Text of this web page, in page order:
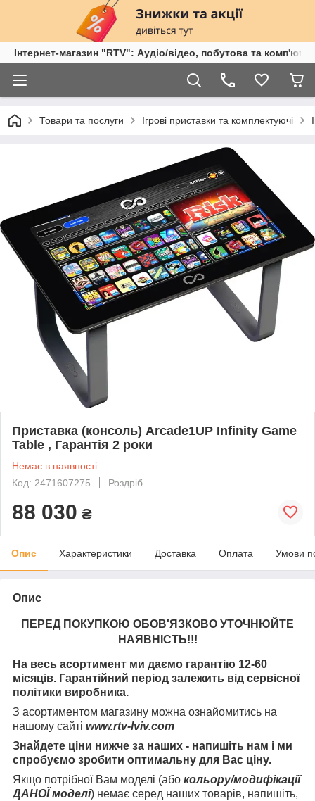
Інтернет-магазин "RTV": Аудіо/відео, побутова та
Товари та послуги Ігрові приставки та комплектуючі
Приставка (консоль) Arcade1UP Infinity Game
Table , Гарантія 2 роки
Немає в наявності
Код: 2471607275
Роздріб
88 030 ₴
Опис Характеристики Доставка Оплата Умови
Опис
ПЕРЕД ПОКУПКОЮ ОБОВ'ЯЗКОВО УТОЧНЮЙТЕ
НАЯВНІСТЬ!!!
На весь асортимент ми даємо гарантію 12-60
місяців. Гарантійний період залежить від сервісної
політики виробника.
З асортиментом магазину можна ознайомитись на
нашому сайті www.rtv-lviv.com
Знайдете ціни нижче за наших - напишіть нам і ми
спробуємо зробити оптимальну для Вас ціну.
Якщо потрібної Вам моделі (або кольору/модифікації
ДАНОЇ моделі) немає серед наших товарів, напишіть,